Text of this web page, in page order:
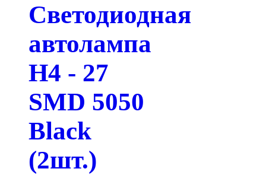
Светодиодная
автолампа
H4 - 27
SMD 5050
Black
(2шт.)